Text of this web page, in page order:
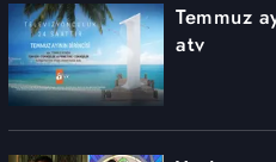
Temmuz
atv